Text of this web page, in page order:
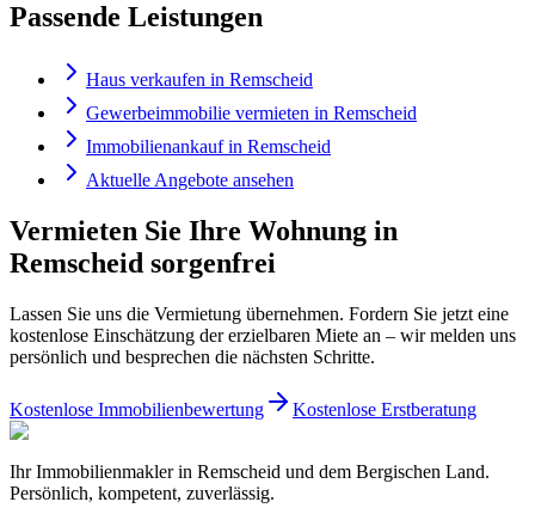
Passende Leistungen
Haus verkaufen in Remscheid
Gewerbeimmobilie vermieten in Remscheid
Immobilienankauf in Remscheid
Aktuelle Angebote ansehen
Vermieten Sie Ihre Wohnung in
Remscheid sorgenfrei
Lassen Sie uns die Vermietung übernehmen. Fordern Sie jetzt eine
kostenlose Einschätzung der erzielbaren Miete an – wir melden uns
persönlich und besprechen die nächsten Schritte.
Kostenlose Immobilienbewertung Kostenlose Erstberatung
Ihr Immobilienmakler in Remscheid und dem Bergischen Land.
Persönlich, kompetent, zuverlässig.